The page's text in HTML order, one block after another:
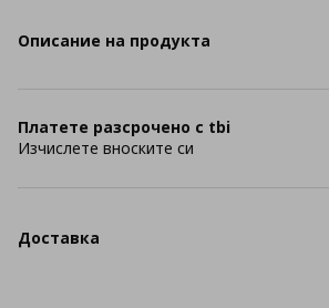
Описание на продукта
Платете разсрочено с tbi
Изчислете вноските си
Доставка